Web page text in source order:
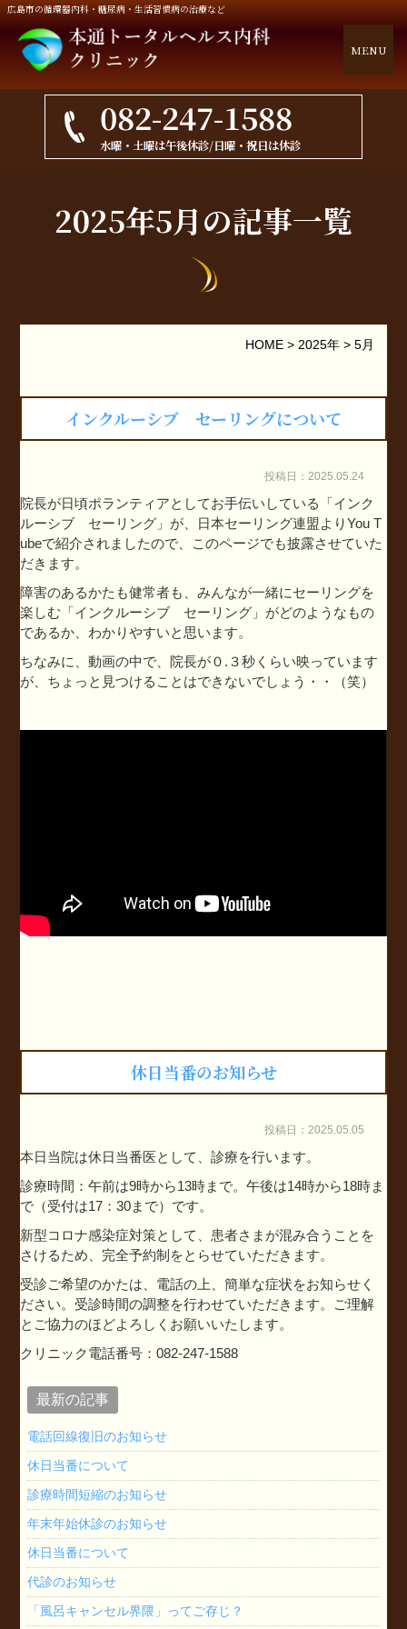
広島市の循環器内科・糖尿病・生活習慣病の治療など
MENU
082-247-1588
水曜・土曜は午後休診/日曜・祝日は休診
2025年5月の記事一覧
HOME> 2025年> 5月
インクルーシブ セーリングについて
投稿日：2025.05.24
院長が日頃ポランティアとしてお手伝いしている「インク
ルーシブ セーリング」が、日本セーリング連盟よりYou T
ubeで紹介されましたので、このページでも披露させていた
だきます。
障害のあるかたも健常者も、みんなが一緒にセーリングを
楽しむ「インクルーシブ セーリング」がどのようなもの
であるか、わかりやすいと思います。
ちなみに、動画の中で、院長が０.３秒くらい映っています
が、ちょっと見つけることはできないでしょう・・（笑）
休日当番のお知らせ
投稿日：2025.05.05
本日当院は休日当番医として、診療を行います。
診療時間：午前は9時から13時まで。午後は14時から18時ま
で（受付は17：30まで）です。
新型コロナ感染症対策として、患者さまが混み合うことを
さけるため、完全予約制をとらせていただきます。
受診ご希望のかたは、電話の上、簡単な症状をお知らせく
ださい。受診時間の調整を行わせていただきます。ご理解
とご協力のほどよろしくお願いいたします。
クリニック電話番号：082-247-1588
最新の記事
電話回線復旧のお知らせ
休日当番について
診療時間短縮のお知らせ
年末年始休診のお知らせ
休日当番について
代診のお知らせ
「風呂キャンセル界隈」ってご存じ？